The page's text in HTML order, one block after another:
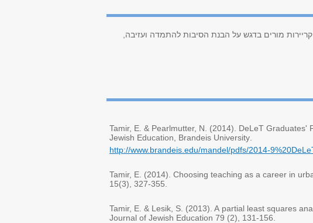
קריירות מורים בדגש על הבנת הסיבות להתמדה ועזיבה,
Tamir, E . & Pearlmutter, N. (2014). DeLeT Graduates'
Jewish Education, Brandeis University
http://www.brandeis.edu/mandel/pdfs/2014-
Tamir, E. (2014). Choosing teaching as a career in
15(3), 327-355
Tamir, E . & Lesik, S. (2013). A partial least squares
Journal of Jewish Education 79 (2), 131-156